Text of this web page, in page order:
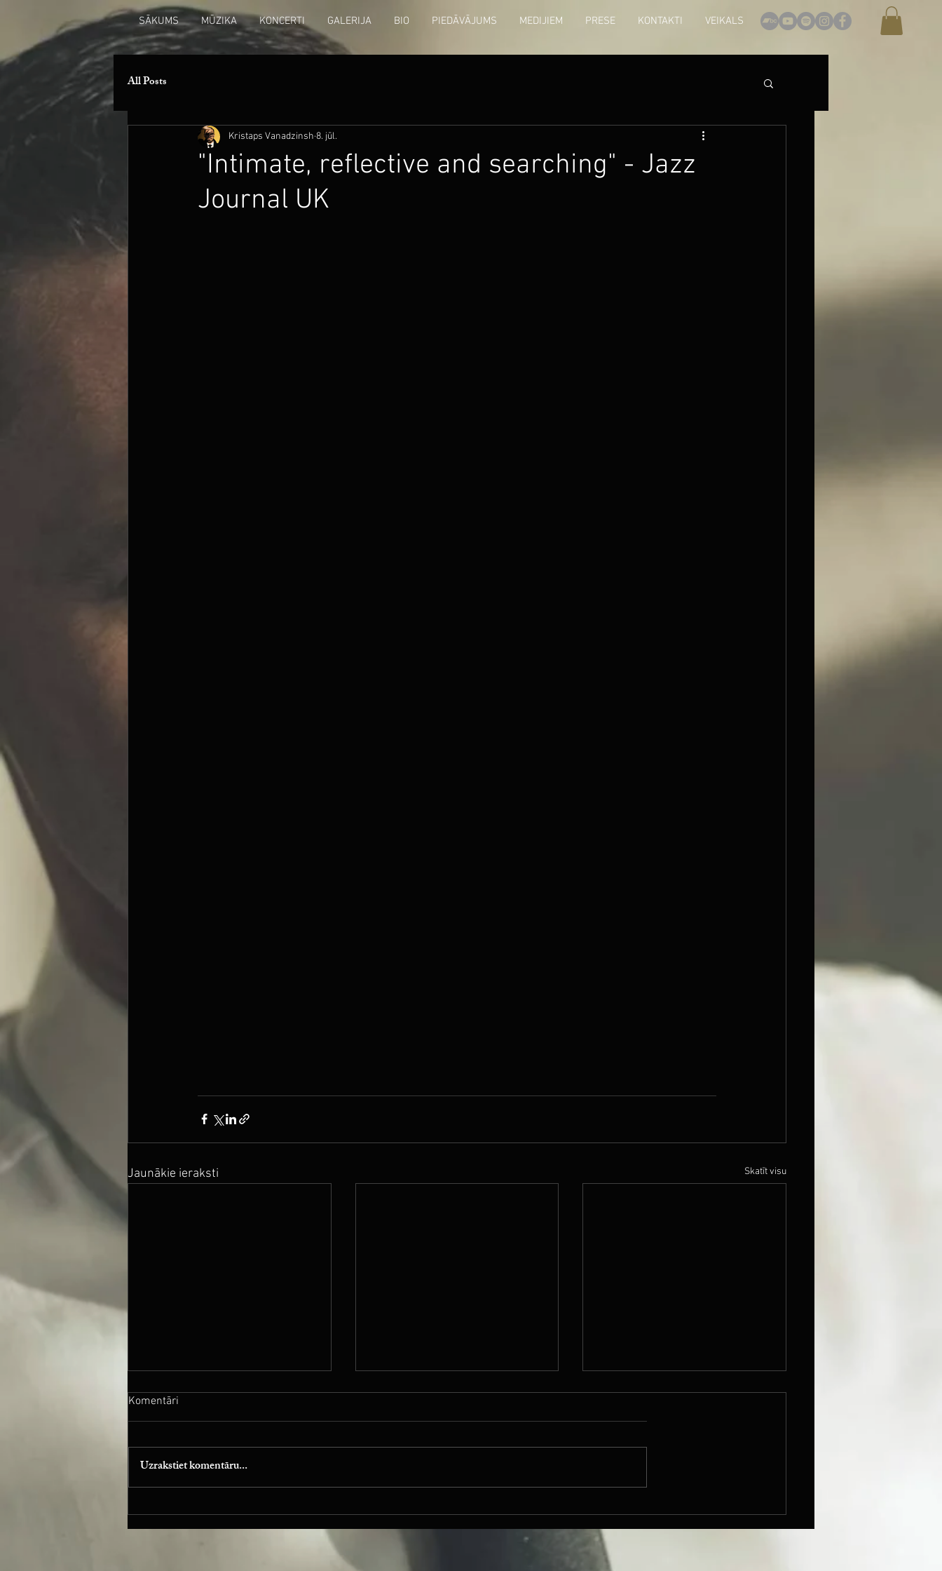
SĀKUMS MŪZIKA KONCERTI GALERIJA BIO PIEDĀVĀJUMS MEDIJIEM PRESE KONTAKTI VEIKALS
All Posts
"Intimate, reflective and searching" - Jazz
Journal UK
Kristaps Vanadzinsh 8. jūl.
Jaunākie ieraksti Skatīt visu
Temple! Vol. 1”
Komentāri
Uzrakstiet komentāru...